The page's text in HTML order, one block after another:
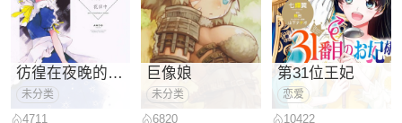
彷徨在夜晚的花田中
未分类
4711
巨像娘
未分类
6820
第31位王妃
恋爱
10422